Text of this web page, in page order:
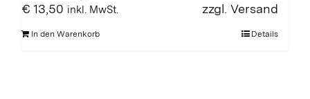
€ 13,50 inkl. MwSt. zzgl. Versand
In den Warenkorb Details